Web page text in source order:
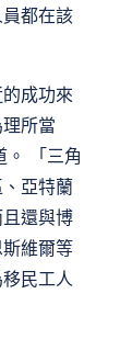
都在該
成功來
所當
。 「三角
亞特蘭
還與博
維爾等
民工人